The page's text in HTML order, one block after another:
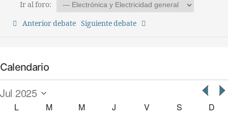
Ir al foro:
Anterior debate Siguiente debate
Calendario
L M M J V S
D